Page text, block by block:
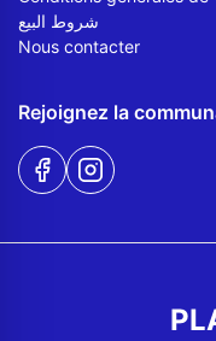
شروط البيع
Nous contacter
Rejoignez la